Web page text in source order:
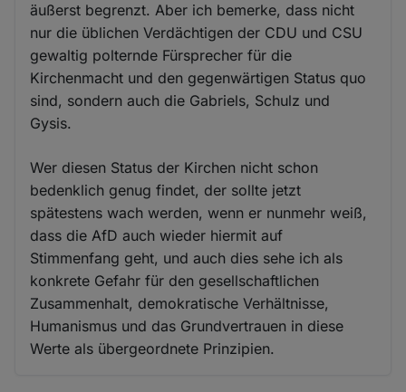
äußerst begrenzt. Aber ich bemerke, dass nicht
nur die üblichen Verdächtigen der CDU und CSU
gewaltig polternde Fürsprecher für die
Kirchenmacht und den gegenwärtigen Status quo
sind, sondern auch die Gabriels, Schulz und
Gysis.
Wer diesen Status der Kirchen nicht schon
bedenklich genug findet, der sollte jetzt
spätestens wach werden, wenn er nunmehr weiß,
dass die AfD auch wieder hiermit auf
Stimmenfang geht, und auch dies sehe ich als
konkrete Gefahr für den gesellschaftlichen
Zusammenhalt, demokratische Verhältnisse,
Humanismus und das Grundvertrauen in diese
Werte als übergeordnete Prinzipien.